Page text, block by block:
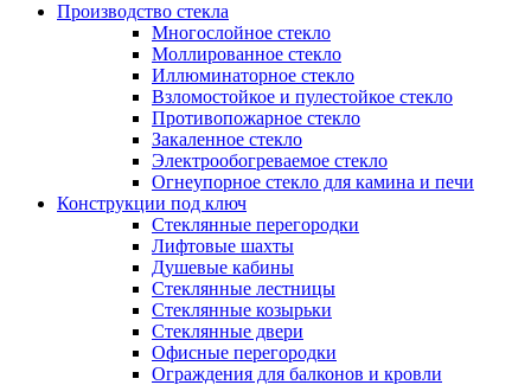
Производство стекла
Многослойное стекло
Моллированное стекло
Иллюминаторное стекло
Взломостойкое и пулестойкое стекло
Противопожарное стекло
Закаленное стекло
Электрообогреваемое стекло
Огнеупорное стекло для камина и печи
Конструкции под ключ
Стеклянные перегородки
Лифтовые шахты
Душевые кабины
Cтеклянные лестницы
Cтеклянные козырьки
Cтеклянные двери
Офисные перегородки
Ограждения для балконов и кровли